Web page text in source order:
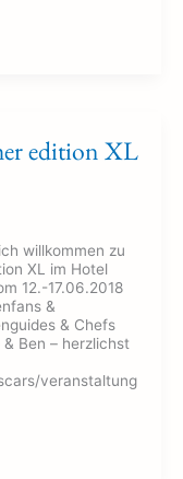
edition XL
willkommen zu
XL im Hotel
12.-17.06.2018
&
& Chefs
Ben – herzlichst
veranstaltung